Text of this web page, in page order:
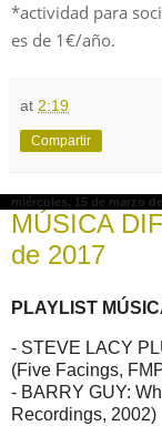
*actividad para
es de 1€/año.
at 2:19
Compartir
miércoles, 15 de marzo
MÚSICA
de 2017
PLAYLIST
- STEVE LACY
(Five Facings,
- BARRY GUY:
Recordings, 2002)